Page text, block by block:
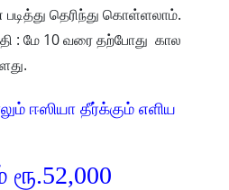
படித்து தெரிந்து கொள்ளலாம்.
: மே 10 வரை தற்போது கால
ஈஸியா தீர்க்கும் எளிய